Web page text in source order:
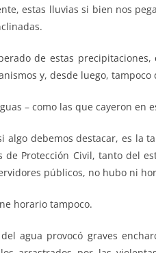
estas lluvias si bien nos
de estas
y, desde luego, tampoco
– como las que cayeron
algo debemos destacar, es la
de Protección Civil, tanto del
públicos, no hubo ni
horario tampoco.
agua provocó graves